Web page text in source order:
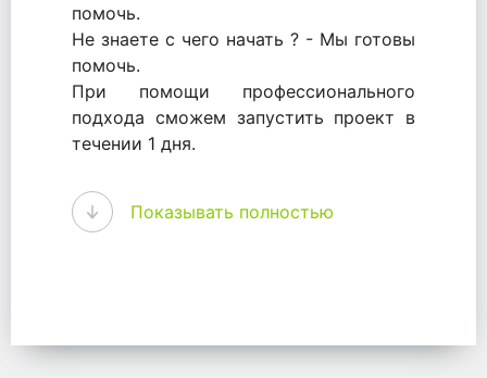
помочь.
Не знаете с чего начать ? - Мы готовы
помочь.
При помощи профессионального
подхода сможем запустить проект в
течении 1 дня.
WhitePack - перерабатываем пластик.
Мы принимали самое активное
участие в становлении этого рынка в
упаковке, и сегодня мы перешли в
Показывать полностью